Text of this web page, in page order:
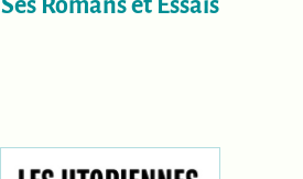
Ses Romans et Essais